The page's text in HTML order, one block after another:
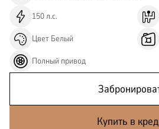
150л.с.
Цвет Белый
Полный привод
Купить в